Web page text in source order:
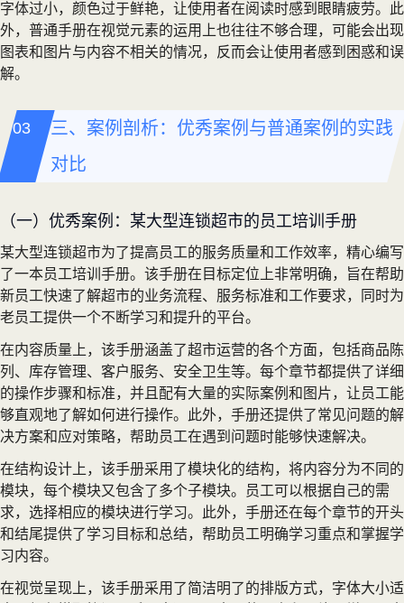
字体过小，颜色过于鲜艳，让使用者在阅读时感到眼睛疲劳。此
外，普通手册在视觉元素的运用上也往往不够合理，可能会出现
图表和图片与内容不相关的情况，反而会让使用者感到困惑和误
解。
三、案例剖析：优秀案例与普通案例的实践
对比
（一）优秀案例：某大型连锁超市的员工培训手册
某大型连锁超市为了提高员工的服务质量和工作效率，精心编写
了一本员工培训手册。该手册在目标定位上非常明确，旨在帮助
新员工快速了解超市的业务流程、服务标准和工作要求，同时为
老员工提供一个不断学习和提升的平台。
在内容质量上，该手册涵盖了超市运营的各个方面，包括商品陈
列、库存管理、客户服务、安全卫生等。每个章节都提供了详细
的操作步骤和标准，并且配有大量的实际案例和图片，让员工能
够直观地了解如何进行操作。此外，手册还提供了常见问题的解
决方案和应对策略，帮助员工在遇到问题时能够快速解决。
在结构设计上，该手册采用了模块化的结构，将内容分为不同的
模块，每个模块又包含了多个子模块。员工可以根据自己的需
求，选择相应的模块进行学习。此外，手册还在每个章节的开头
和结尾提供了学习目标和总结，帮助员工明确学习重点和掌握学
习内容。
在视觉呈现上，该手册采用了简洁明了的排版方式，字体大小适